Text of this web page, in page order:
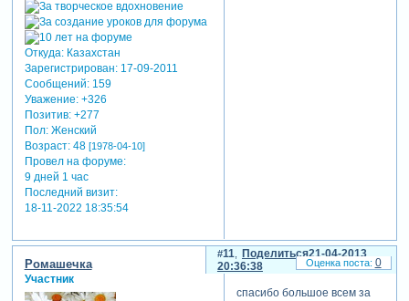
Откуда:Казахстан
Зарегистрирован: 17-09-2011
Сообщений:159
Уважение: +326
Позитив: +277
Пол:Женский
Возраст:48 [1978-04-10]
Провел на форуме:
9 дней 1 час
Последний визит:
18-11-2022 18:35:54
Поделиться
11
21-04-2013
20:36:38
Ромашечка
Участник
спасибо большое всем за
0